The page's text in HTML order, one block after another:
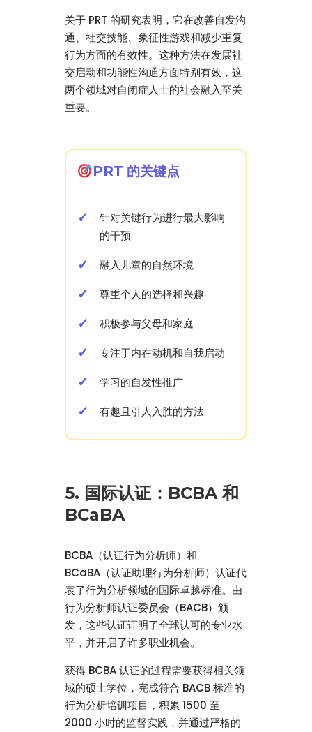
关于 PRT 的研究表明，它在改善自发沟
通、社交技能、象征性游戏和减少重复
行为方面的有效性。这种方法在发展社
交启动和功能性沟通方面特别有效，这
两个领域对自闭症人士的社会融入至关
重要。
PRT 的关键点
针对关键行为进行最大影响
的干预
融入儿童的自然环境
尊重个人的选择和兴趣
积极参与父母和家庭
专注于内在动机和自我启动
学习的自发性推广
有趣且引人入胜的方法
5. 国际认证：BCBA 和
BCaBA
BCBA（认证行为分析师）和
BCaBA（认证助理行为分析师）认证代
表了行为分析领域的国际卓越标准。由
行为分析师认证委员会（BACB）颁
发，这些认证证明了全球认可的专业水
平，并开启了许多职业机会。
获得 BCBA 认证的过程需要获得相关领
域的硕士学位，完成符合 BACB 标准的
行为分析培训项目，积累 1500 至
2000 小时的监督实践，并通过严格的